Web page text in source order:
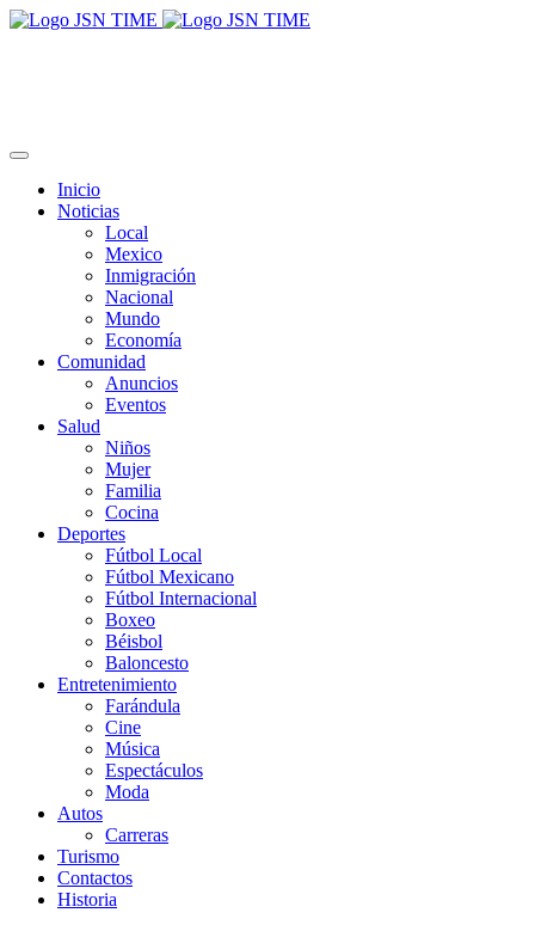
Inicio
Noticias
Local
Mexico
Inmigración
Nacional
Mundo
Economía
Comunidad
Anuncios
Eventos
Salud
Niños
Mujer
Familia
Cocina
Deportes
Fútbol Local
Fútbol Mexicano
Fútbol Internacional
Boxeo
Béisbol
Baloncesto
Entretenimiento
Farándula
Cine
Música
Espectáculos
Moda
Autos
Carreras
Turismo
Contactos
Historia